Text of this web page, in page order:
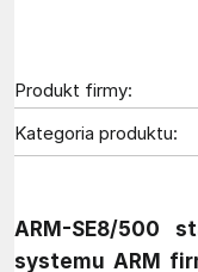
Produkt firmy:
Kategoria produktu:
ARM-SE8/500
systemu ARM